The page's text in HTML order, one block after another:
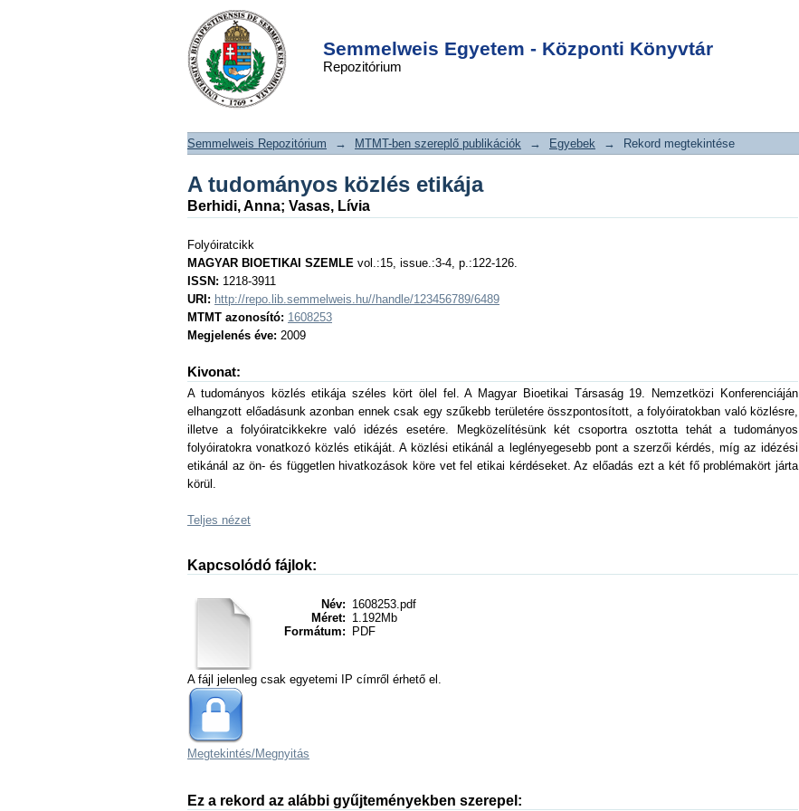
Semmelweis Egyetem - Központi Könyvtár
Repozitórium
A tudományos közlés etikája
DSpace/Manakin Repository
Semmelweis Repozitórium → MTMT-ben szereplő publikációk → Egyebek → Rekord megtekintése
A tudományos közlés etikája
Berhidi, Anna; Vasas, Lívia
Folyóiratcikk
MAGYAR BIOETIKAI SZEMLE vol.:15, issue.:3-4, p.:122-126.
ISSN: 1218-3911
URI: http://repo.lib.semmelweis.hu//handle/123456789/6489
MTMT azonosító: 1608253
Megjelenés éve: 2009
Kivonat:
A tudományos közlés etikája széles kört ölel fel. A Magyar Bioetikai Társaság 19. Nemzetközi Konferenciáján
elhangzott előadásunk azonban ennek csak egy szűkebb területére összpontosított, a folyóiratokban való közlésre,
illetve a folyóiratcikkekre való idézés esetére. Megközelítésünk két csoportra osztotta tehát a tudományos
folyóiratokra vonatkozó közlés etikáját. A közlési etikánál a leglényegesebb pont a szerzői kérdés, míg az idézési
etikánál az ön- és független hivatkozások köre vet fel etikai kérdéseket. Az előadás ezt a két fő problémakört járta
körül.
Teljes nézet
Kapcsolódó fájlok:
Név: 1608253.pdf
Méret: 1.192Mb
Formátum:
PDF
A fájl jelenleg csak egyetemi IP címről érhető el.
Megtekintés/Megnyitás
Ez a rekord az alábbi gyűjteményekben szerepel: